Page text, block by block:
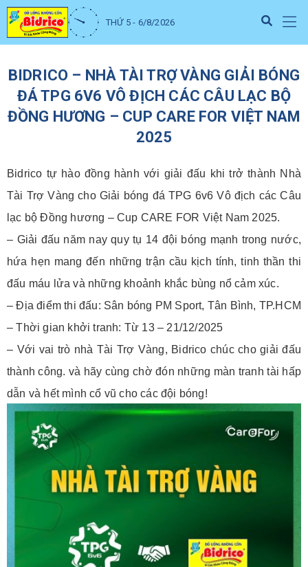
THỨ 5 - 6/8/2026
BIDRICO – NHÀ TÀI TRỢ VÀNG GIẢI BÓNG
ĐÁ TPG 6V6 VÔ ĐỊCH CÁC CÂU LẠC BỘ
ĐỒNG HƯƠNG – CUP CARE FOR VIỆT NAM
2025
Bidrico tự hào đồng hành với giải đấu khi trở thành Nhà
Tài Trợ Vàng cho Giải bóng đá TPG 6v6 Vô địch các Câu
lạc bộ Đồng hương – Cup CARE FOR Việt Nam 2025.
– Giải đấu năm nay quy tụ 14 đội bóng mạnh trong nước,
hứa hẹn mang đến những trận cầu kịch tính, tinh thần thi
đấu máu lửa và những khoảnh khắc bùng nổ cảm xúc.
– Địa điểm thi đấu: Sân bóng PM Sport, Tân Bình, TP.HCM
– Thời gian khởi tranh: Từ 13 – 21/12/2025
– Với vai trò nhà Tài Trợ Vàng, Bidrico chúc cho giải đấu
thành công. và hãy cùng chờ đón những màn tranh tài hấp
dẫn và hết mình cổ vũ cho các đội bóng!